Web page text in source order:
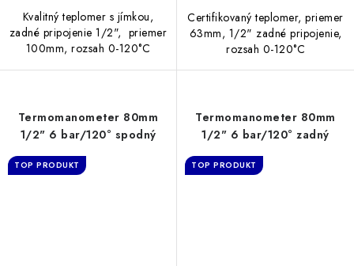
Kvalitný teplomer s jímkou,
zadné pripojenie 1/2", priemer
100mm, rozsah 0-120°C
Certifikovaný teplomer, priemer
63mm, 1/2" zadné pripojenie,
rozsah 0-120°C
Termomanometer 80mm
1/2" 6 bar/120° spodný
TOP PRODUKT
Termomanometer 80mm
1/2" 6 bar/120° zadný
TOP PRODUKT